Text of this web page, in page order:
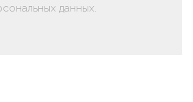
данных.